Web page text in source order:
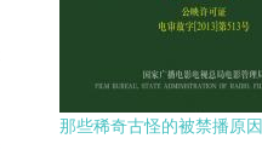
那些稀奇古怪的被禁播原因